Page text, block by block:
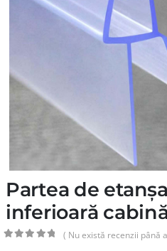
Partea de
inferioară
( Nu există recenzii până